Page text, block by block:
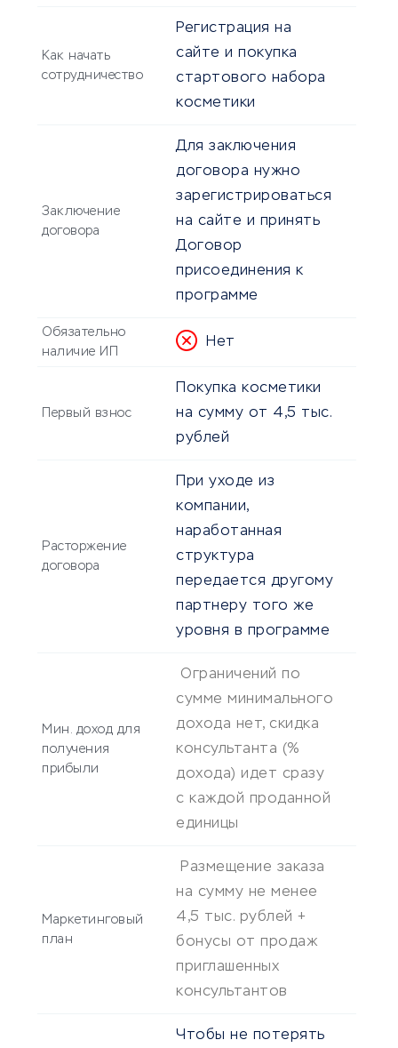
Как начать
сотрудничество
Регистрация на
сайте и покупка
стартового набора
косметики
Заключение
договора
Для заключения
договора нужно
зарегистрироваться
на сайте и принять
Договор
присоединения к
программе
Обязательно
наличие ИП
Нет
Первый взнос
Покупка косметики
на сумму от 4,5 тыс.
рублей
Расторжение
договора
При уходе из
компании,
наработанная
структура
передается другому
партнеру того же
уровня в программе
Мин. доход для
получения
прибыли
Ограничений по
сумме минимального
дохода нет, скидка
консультанта (%
дохода) идет сразу
с каждой проданной
единицы
Маркетинговый
план
Размещение заказа
на сумму не менее
4,5 тыс. рублей +
бонусы от продаж
приглашенных
консультантов
Чтобы не потерять